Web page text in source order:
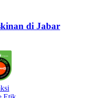
di Jabar